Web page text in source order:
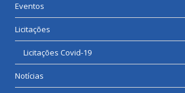
Eventos
Licitações
Licitações Covid-19
Notícias